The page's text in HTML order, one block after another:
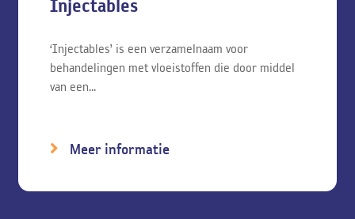
Injectables
‘Injectables’ is een verzamelnaam voor
behandelingen met vloeistoffen die door middel
van een...
Meer informatie